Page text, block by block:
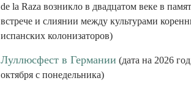
de la Raza возникло в двадцатом веке в
встрече и слиянии между культурами
испанских колонизаторов)
Луллюсфест в Германии (дата на 2026
октября с понедельника)